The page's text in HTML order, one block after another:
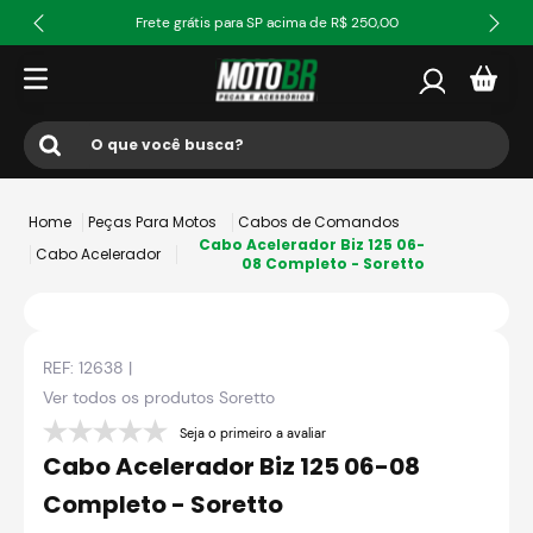
Frete grátis para SP acima de R$ 250,00
O que você busca?
4º fw3
5 º jaqueta
7º axxis fenix
Peças Para Motos
Cabos de Comandos
Cabo Acelerador
Cabo Acelerador Biz 125 06-
08 Completo - Soretto
REF: 12638 |
Ver todos os produtos Soretto
Seja o primeiro a avaliar
Cabo Acelerador Biz 125 06-08
Completo - Soretto